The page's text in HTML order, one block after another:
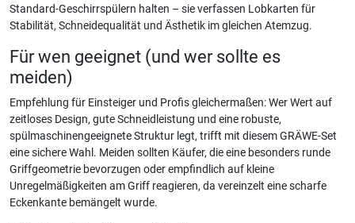
Standard-Geschirrspülern halten – sie verfassen Lobkarten für
Stabilität, Schneidequalität und Ästhetik im gleichen Atemzug.
Für wen geeignet (und wer sollte es
meiden)
Empfehlung für Einsteiger und Profis gleichermaßen: Wer Wert auf
zeitloses Design, gute Schneidleistung und eine robuste,
spülmaschinengeeignete Struktur legt, trifft mit diesem GRÄWE-Set
eine sichere Wahl. Meiden sollten Käufer, die eine besonders runde
Griffgeometrie bevorzugen oder empfindlich auf kleine
Unregelmäßigkeiten am Griff reagieren, da vereinzelt eine scharfe
Eckenkante bemängelt wurde.